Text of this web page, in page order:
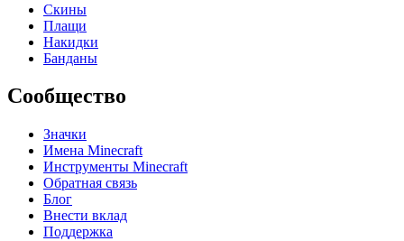
Скины
Плащи
Накидки
Банданы
Сообщество
Значки
Имена Minecraft
Инструменты Minecraft
Обратная связь
Блог
Внести вклад
Поддержка